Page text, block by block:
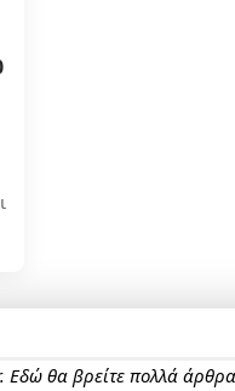
θα βρείτε πολλά